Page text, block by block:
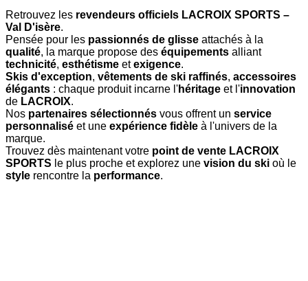
Retrouvez les revendeurs officiels LACROIX SPORTS –
Val D'isère.
Pensée pour les passionnés de glisse attachés à la
qualité, la marque propose des équipements alliant
technicité, esthétisme etexigence.
Skis d'exception, vêtements de ski raffinés, accessoires
élégants : chaque produit incarne l'héritage et l'innovation
de LACROIX.
Nos partenaires sélectionnés vous offrent un service
personnalisé et une expérience fidèle à l'univers de la
marque.
Trouvez dès maintenant votre point de vente LACROIX
SPORTS le plus proche et explorez une vision du ski où le
style rencontre la performance.